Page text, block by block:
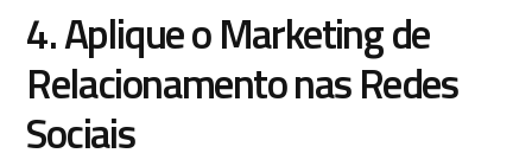
4. Aplique o Marketing de
Relacionamento nas Redes
Sociais